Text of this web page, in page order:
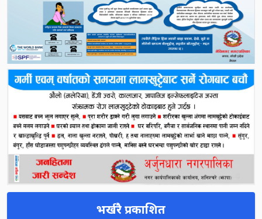
भर्खरै प्रकाशित